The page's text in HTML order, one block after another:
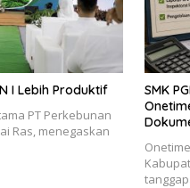
I Lebih Produktif
PT Perkebunan
Ras, menegaskan
SMK